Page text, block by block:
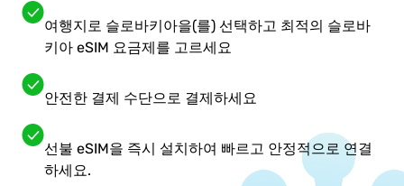
여행지로 슬로바키아을(를) 선택하고 최적의 슬로바
키아 eSIM 요금제를 고르세요
안전한 결제 수단으로 결제하세요
선불 eSIM을 즉시 설치하여 빠르고 안정적으로 연결
하세요.